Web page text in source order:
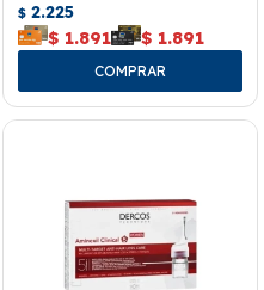
$ 2.225
$ 1.891 $ 1.891